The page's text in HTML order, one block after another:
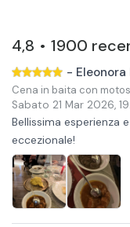
4,8 • 1900
- Eleonora
Cena in baita con
Sabato 21 Mar 2026,
Bellissima esperienza
eccezionale!